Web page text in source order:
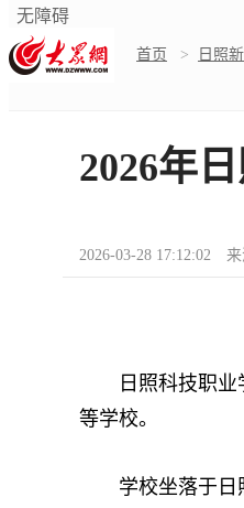
无障碍
首页 > 日照
2026年
2026-03-28 17:12:02
日照科技职业学
等学校。
学校坐落于日照